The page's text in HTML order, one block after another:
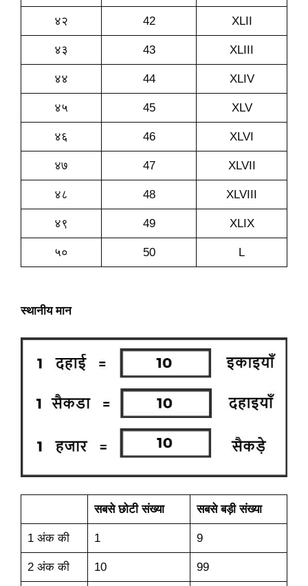
४२ 42 XLII
४३ 43 XLIII
४४ 44 XLIV
४५ 45 XLV
४६ 46 XLVI
४७ 47 XLVII
४८ 48 XLVIII
४९ 49 XLIX
५० 50 L
स्थानीय मान
सबसे छोटी संख्या सबसे बड़ी संख्या
1 अंक की 1 9
2 अंक की 10 99